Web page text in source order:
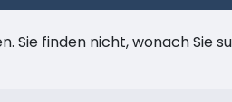
Sie finden nicht, wonach Sie